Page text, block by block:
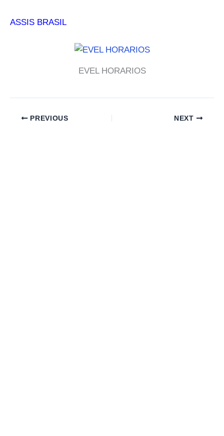
ASSIS BRASIL
EVEL HORARIOS
PREVIOUS NEXT